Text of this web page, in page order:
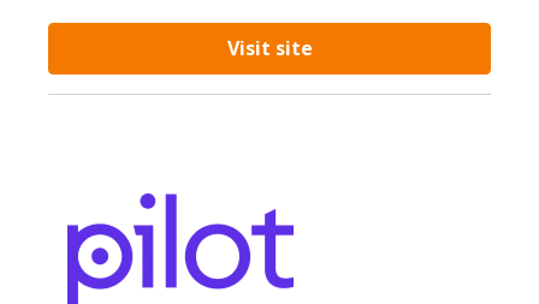
Visit site